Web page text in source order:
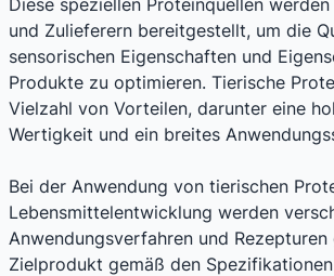
Diese speziellen Proteinquellen
und Zulieferern bereitgestellt, um die
sensorischen Eigenschaften und
Produkte zu optimieren. Tierische
Vielzahl von Vorteilen, darunter eine
Wertigkeit und ein breites
Bei der Anwendung von tierischen
Lebensmittelentwicklung werden
Anwendungsverfahren und
Zielprodukt gemäß den